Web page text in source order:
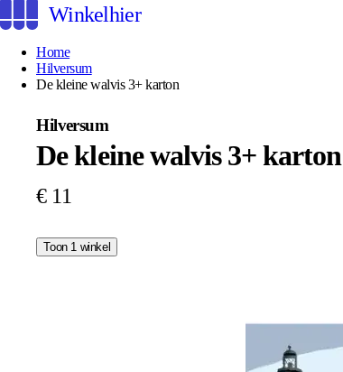
Winkelhier
Home
Hilversum
De kleine walvis 3+ karton
Hilversum
De kleine walvis 3+ karton
€ 11
Toon 1 winkel